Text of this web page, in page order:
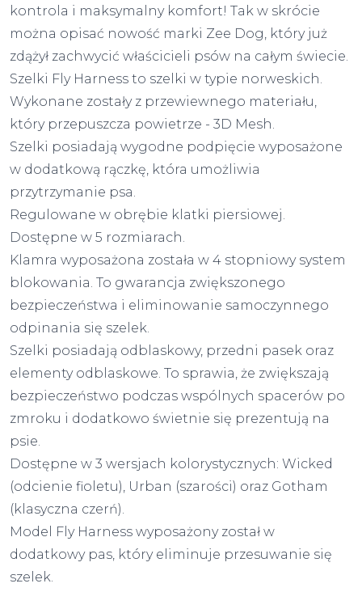
kontrola i maksymalny komfort! Tak w skrócie
można opisać nowość marki Zee Dog, który już
zdążył zachwycić właścicieli psów na całym świecie.
Szelki Fly Harness to szelki w typie norweskich.
Wykonane zostały z przewiewnego materiału,
który przepuszcza powietrze - 3D Mesh.
Szelki posiadają wygodne podpięcie wyposażone
w dodatkową rączkę, która umożliwia
przytrzymanie psa.
Regulowane w obrębie klatki piersiowej.
Dostępne w 5 rozmiarach.
Klamra wyposażona została w 4 stopniowy system
blokowania. To gwarancja zwiększonego
bezpieczeństwa i eliminowanie samoczynnego
odpinania się szelek.
Szelki posiadają odblaskowy, przedni pasek oraz
elementy odblaskowe. To sprawia, że zwiększają
bezpieczeństwo podczas wspólnych spacerów po
zmroku i dodatkowo świetnie się prezentują na
psie.
Dostępne w 3 wersjach kolorystycznych: Wicked
(odcienie fioletu), Urban (szarości) oraz Gotham
(klasyczna czerń).
Model Fly Harness wyposażony został w
dodatkowy pas, który eliminuje przesuwanie się
szelek.